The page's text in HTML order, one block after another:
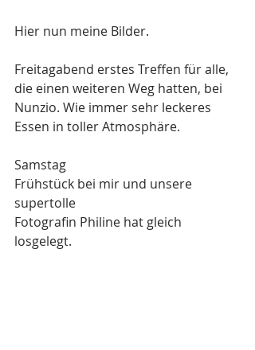
Hier nun meine Bilder.
Freitagabend erstes Treffen für alle,
die einen weiteren Weg hatten, bei
Nunzio. Wie immer sehr leckeres
Essen in toller Atmosphäre.
Samstag
Frühstück bei mir und unsere
supertolle
Fotografin Philine hat gleich
losgelegt.